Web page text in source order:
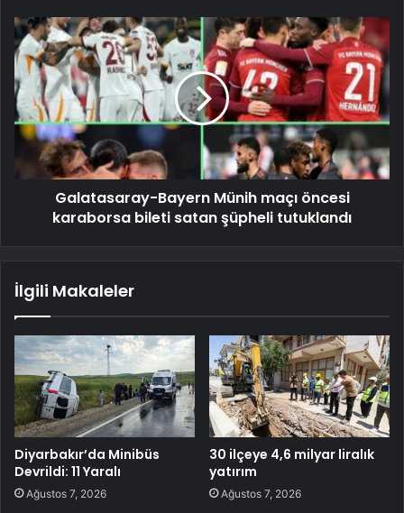
Galatasaray-Bayern Münih maçı öncesi
karaborsa bileti satan şüpheli tutuklandı
İlgili Makaleler
Diyarbakır’da Minibüs
Devrildi: 11 Yaralı
Ağustos 7, 2026
30 ilçeye 4,6 milyar liralık
yatırım
Ağustos 7, 2026